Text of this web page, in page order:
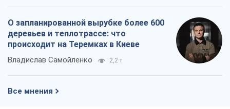
О запланированной вырубке более 600
деревьев и теплотрассе: что
происходит на Теремках в Киеве
Владислав Самойленко 2,2 т.
Все мнения